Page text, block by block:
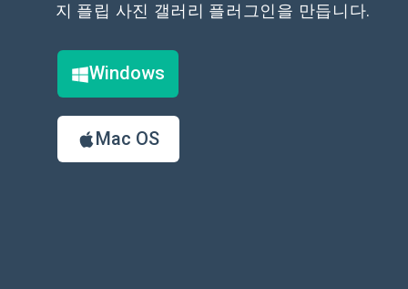
지 플립 사진 갤러리 플러그인을 만듭니다.
Windows
Mac OS